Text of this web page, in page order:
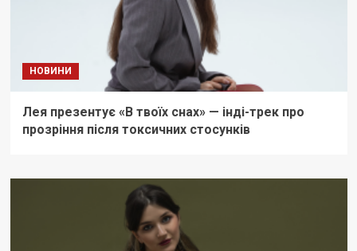
НОВИНИ
Лея презентує «В твоїх снах» — інді-трек про
прозріння після токсичних стосунків